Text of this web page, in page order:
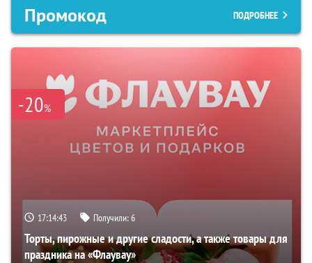
Промокод ПОДРОБНЕЕ
-20%
17:14:42 Получили:6
Торты, пирожные и другие сладости, а также товары для
праздника на «Флаувау»